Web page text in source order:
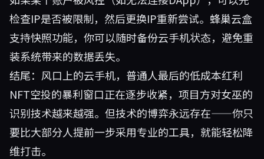
检查IP是否被限制，然后更换IP重新尝试。蜂巢云盒
支持快照功能，你可以随时备份云手机状态，避免重
装系统带来的数据丢失。
结尾：风口上的云手机，普通人最后的低成本红利
NFT空投的暴利窗口正在逐步收紧，项目方对女巫的
识别技术越来越强。但技术的博弈永远存在——你只
要比大部分人提前一步采用专业的工具，就能轻松降
维打击。